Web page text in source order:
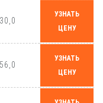
30,0
УЗНАТЬ
ЦЕНУ
56,0
УЗНАТЬ
ЦЕНУ